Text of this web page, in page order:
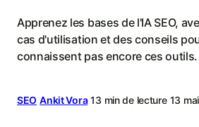
Apprenez les bases de l'IA SEO,
cas d'utilisation et des conseils
connaissent pas encore ces outils.
SEO Ankit Vora 13 min de lecture 13